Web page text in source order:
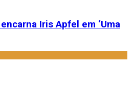
Iris Apfel em ‘Uma